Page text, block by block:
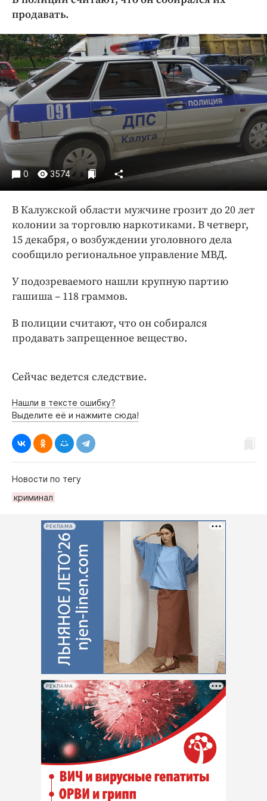
Криминал
Недвижимость и ЖКХ
Образование
Общество
Погода
Праздники
Происшествия
Спорт
Экономика и бизнес
ПРОЕКТЫ
Блоги
Издания
Медиаперсона
Клиника года
Бренд года
Работодатель года
продавать.
0 3574
В Калужской области мужчине грозит до 20 лет
колонии за торговлю наркотиками. В четверг,
15 декабря, о возбуждении уголовного дела
сообщило региональное управление МВД.
У подозреваемого нашли крупную партию
гашиша – 118 граммов.
В полиции считают, что он собирался
продавать запрещенное вещество.
Сейчас ведется следствие.
Нашли в тексте ошибку?
Выделите её и нажмите сюда!
Новости по тегу
криминал
РЕКЛАМА
РЕКЛАМА